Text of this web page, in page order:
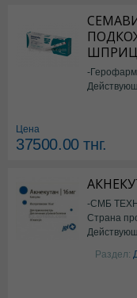
-
Цена
37500.00тнг.
-СМБ
Страна
Раздел: